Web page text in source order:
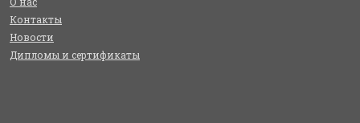
Контакты
Новости
Дипломы и сертификаты